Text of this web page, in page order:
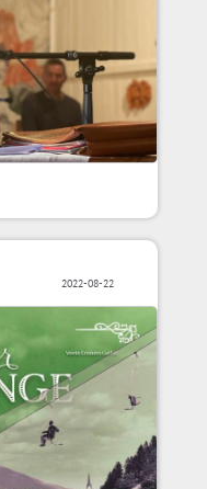
2022-08-22